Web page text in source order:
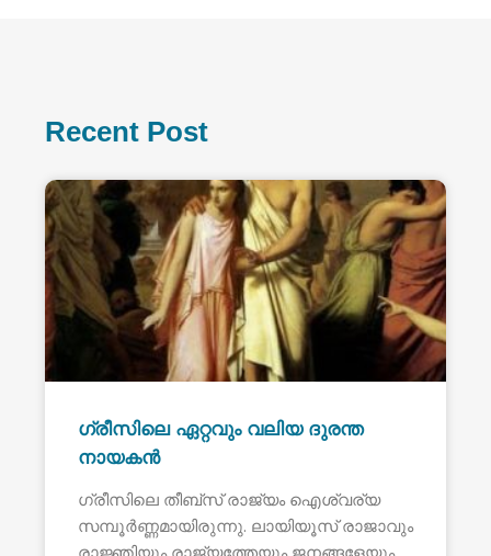
Recent Post
ഗ്രീസിലെ ഏറ്റവും വലിയ ദുരന്ത
നായകൻ
ഗ്രീസിലെ തീബ്സ് രാജ്യം ഐശ്വര്യ
സമ്പൂർണ്ണമായിരുന്നു. ലായിയൂസ് രാജാവും